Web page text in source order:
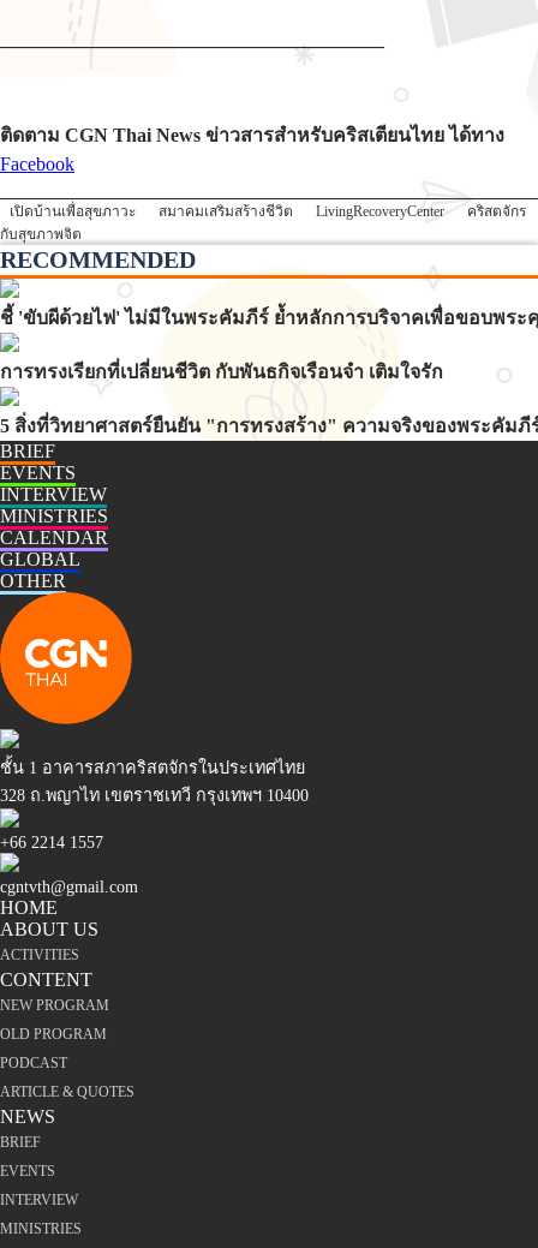
ติดตาม CGN Thai News ข่าวสารสำหรับคริสเตียนไทย ได้ทาง
Facebook
เปิดบ้านเพื่อสุขภาวะ สมาคมเสริมสร้างชีวิต LivingRecoveryCenter
คริสตจักร
กับสุขภาพจิต
RECOMMENDED
ชี้ 'ขับผีด้วยไฟ' ไม่มีในพระคัมภีร์ ย้ำหลักการบริจาคเพื่อขอบพร
การทรงเรียกที่เปลี่ยนชีวิต กับพันธกิจเรือนจำ เติมใจรัก
5 สิ่งที่วิทยาศาสตร์ยืนยัน "การทรงสร้าง" ความจริงของพระคัม
BRIEF
EVENTS
INTERVIEW
MINISTRIES
CALENDAR
GLOBAL
OTHER
ชั้น 1 อาคารสภาคริสตจักรในประเทศไทย
328 ถ.พญาไท เขตราชเทวี กรุงเทพฯ 10400
+66 2214 1557
cgntvth@gmail.com
HOME
ABOUT US
ACTIVITIES
CONTENT
NEW PROGRAM
OLD PROGRAM
PODCAST
ARTICLE & QUOTES
NEWS
BRIEF
EVENTS
INTERVIEW
MINISTRIES